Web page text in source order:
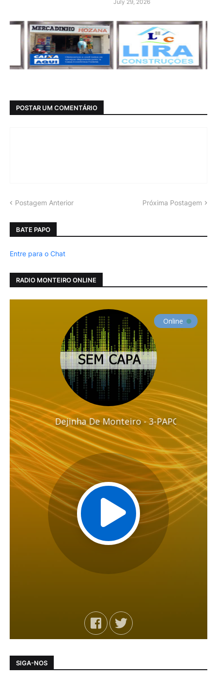
July 29, 2026
POSTAR UM COMENTÁRIO
Postagem Anterior Próxima Postagem
BATE PAPO
Entre para o Chat
RADIO MONTEIRO ONLINE
SIGA-NOS